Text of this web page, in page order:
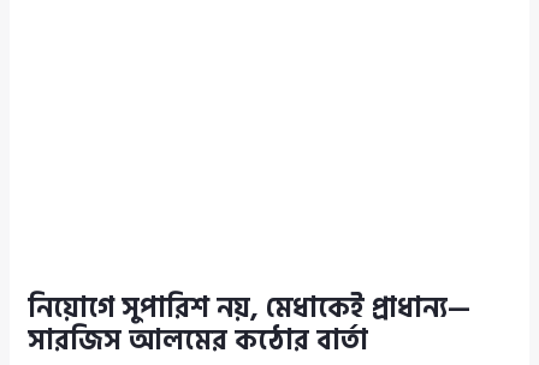
নিয়োগে সুপারিশ নয়, মেধাকেই প্রাধান্য—
সারজিস আলমের কঠোর বার্তা